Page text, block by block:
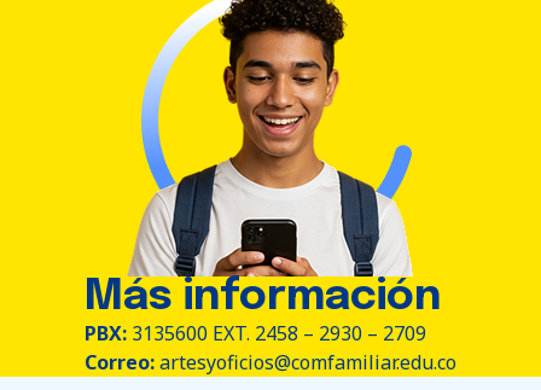
Más información
PBX: 3135600 EXT. 2458 – 2930 – 2709
Correo:artesyoficios@comfamiliar.edu.co